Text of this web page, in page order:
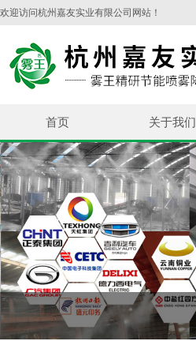
欢迎访问杭州嘉友实业有限公司网站！
首页 关于我们